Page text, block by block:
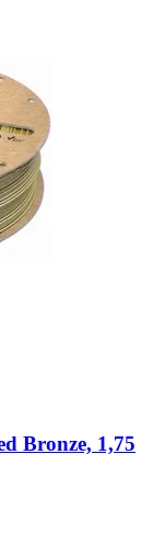
Bronze, 1,75